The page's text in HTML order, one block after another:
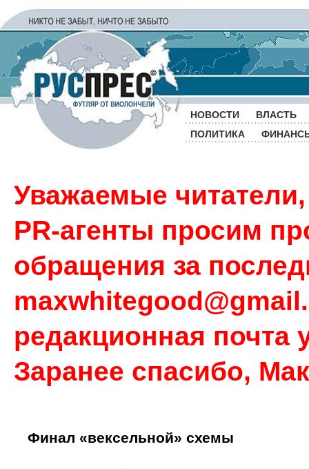
НОВОСТИ
ВЛАСТЬ
ПОЛИТИКА
Уважаемые
PR-агенты просим
обращения за
редакционная почта
Заранее спасибо,
Финал «вексельной» схемы